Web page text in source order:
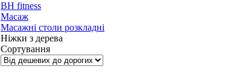
BH fitness
Масаж
Масажні столи розкладні
Ніжки з дерева
Сортування